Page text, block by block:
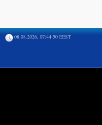
08.08.2026, 07:44:50 EEST